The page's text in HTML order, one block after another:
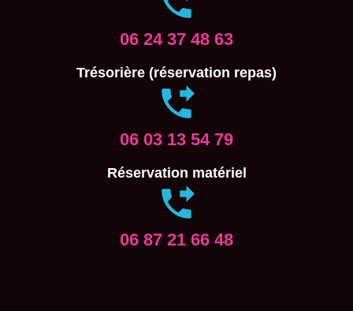
06 24 37 48 63
Trésorière (réservation repas)
06 03 13 54 79
Réservation matériel
06 87 21 66 48